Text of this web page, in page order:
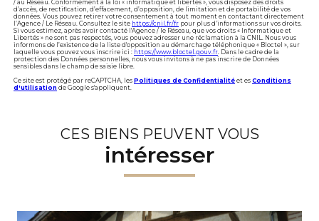
/ au Réseau. Conformément à la loi « informatique et libertés », vous disposez des droits
d’accès, de rectification, d’effacement, d’opposition, de limitation et de portabilité de vos
données. Vous pouvez retirer votre consentement à tout moment en contactant directement
l’Agence / Le Réseau. Consultez le site https://cnil.fr/fr pour plus d’informations sur vos droits.
Si vous estimez, après avoir contacté l'Agence / le Réseau, que vos droits « Informatique et
Libertés » ne sont pas respectés, vous pouvez adresser une réclamation à la CNIL. Nous vous
informons de l’existence de la liste d'opposition au démarchage téléphonique « Bloctel », sur
laquelle vous pouvez vous inscrire ici : https://www.bloctel.gouv.fr. Dans le cadre de la
protection des Données personnelles, nous vous invitons à ne pas inscrire de Données
sensibles dans le champ de saisie libre.
Ce site est protégé par reCAPTCHA, les Politiques de Confidentialité et es Conditions
d'utilisation de Google s'appliquent.
CES BIENS PEUVENT VOUS
intéresser